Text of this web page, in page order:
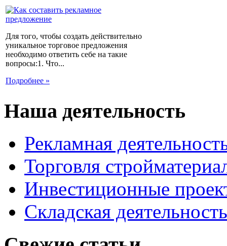
Для того, чтобы создать действительно
уникальное торговое предложения
необходимо ответить себе на такие
вопросы:1. Что...
Подробнее »
Наша деятельность
Рекламная
Торговля
Инвестиционные
Складская деятельность